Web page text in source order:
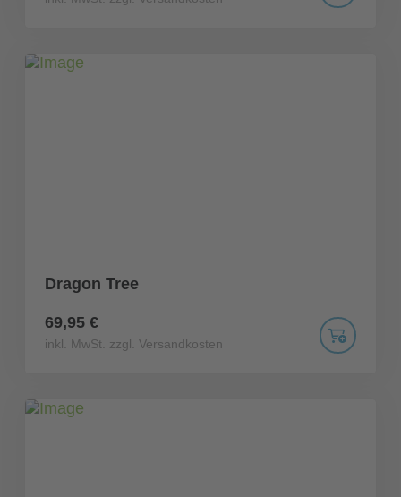
Dragon Tree
69,95 €
inkl. MwSt. zzgl. Versandkosten